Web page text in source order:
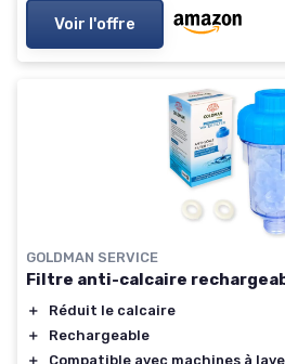
Voir l'offre
GOLDMAN SERVICE
Filtre anti-calcaire
＋
Réduit le calcaire
＋
Rechargeable
＋
Compatible avec machines à